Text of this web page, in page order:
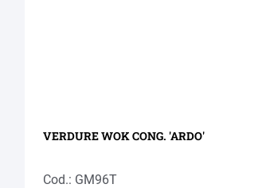
VERDURE WOK CONG. 'ARDO'
Cod.: GM96T